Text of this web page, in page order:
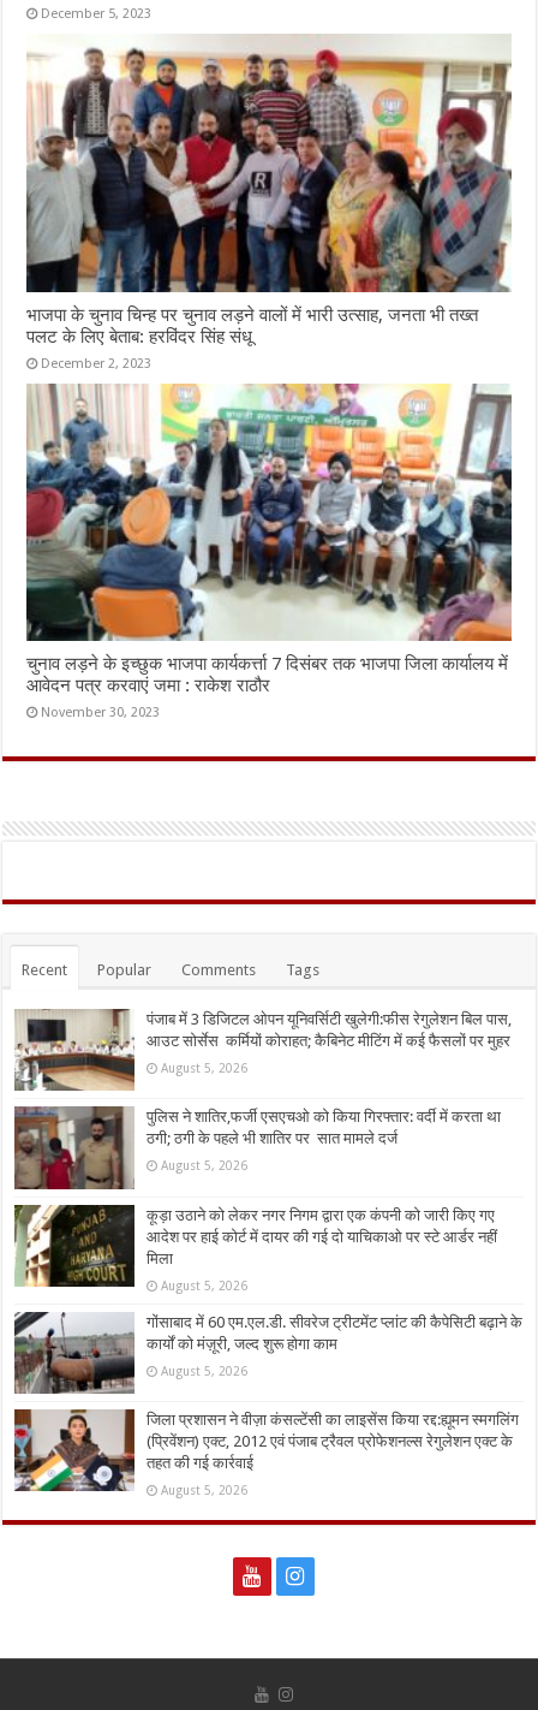
December 5, 2023
भाजपा के चुनाव चिन्ह पर चुनाव लड़ने वालों में भारी उत्साह, जनता भी तख्त
पलट के लिए बेताब: हरविंदर सिंह संधू
December 2, 2023
चुनाव लड़ने के इच्छुक भाजपा कार्यकर्त्ता 7 दिसंबर तक भाजपा जिला कार्यालय में
आवेदन पत्र करवाएं जमा : राकेश राठौर
November 30, 2023
Recent Popular Comments Tags
पंजाब में 3 डिजिटल ओपन यूनिवर्सिटी खुलेगी:फीस रेगुलेशन बिल पास,
आउट सोर्सेस कर्मियों कोराहत; कैबिनेट मीटिंग में कई फैसलों पर मुहर
August 5, 2026
पुलिस ने शातिर,फर्जी एसएचओ को किया गिरफ्तार: वर्दी में करता था
ठगी; ठगी के पहले भी शातिर पर सात मामले दर्ज
August 5, 2026
कूड़ा उठाने को लेकर नगर निगम द्वारा एक कंपनी को जारी किए गए
आदेश पर हाई कोर्ट में दायर की गई दो याचिकाओ पर स्टे आर्डर नहीं
मिला
August 5, 2026
गोंसाबाद में 60 एम.एल.डी. सीवरेज ट्रीटमेंट प्लांट की कैपेसिटी बढ़ाने के
कार्यों को मंज़ूरी, जल्द शुरू होगा काम
August 5, 2026
जिला प्रशासन ने वीज़ा कंसल्टेंसी का लाइसेंस किया रद्द:ह्यूमन स्मगलिंग
(प्रिवेंशन) एक्ट, 2012 एवं पंजाब ट्रैवल प्रोफेशनल्स रेगुलेशन एक्ट के
तहत की गई कार्रवाई
August 5, 2026